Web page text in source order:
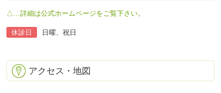
△…詳細は公式ホームページをご覧下さい。
休診日 日曜、祝日
アクセス・地図